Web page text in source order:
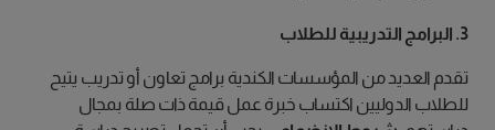
3. البرامج التدريبية للطلاب
تقدم العديد من المؤسسات الكندية برامج تعاون أو تدريب يتيح
للطلاب الدوليين اكتساب خبرة عمل قيمة ذات صلة بمجال